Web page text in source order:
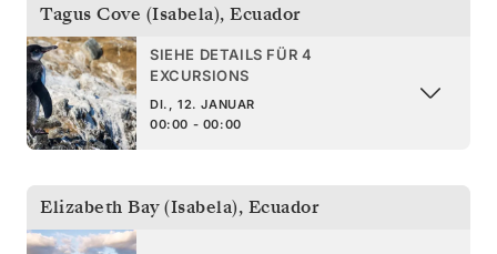
Tagus Cove (Isabela), Ecuador
SIEHE DETAILS FÜR 4
EXCURSIONS
DI., 12. JANUAR
00:00 - 00:00
Elizabeth Bay (Isabela), Ecuador